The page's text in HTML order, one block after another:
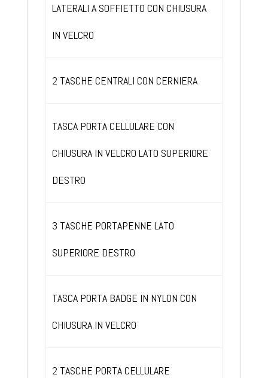
LATERALI A SOFFIETTO CON CHIUSURA
IN VELCRO
2 TASCHE CENTRALI CON CERNIERA
TASCA PORTA CELLULARE CON
CHIUSURA IN VELCRO LATO SUPERIORE
DESTRO
3 TASCHE PORTAPENNE LATO
SUPERIORE DESTRO
TASCA PORTA BADGE IN NYLON CON
CHIUSURA IN VELCRO
2 TASCHE PORTA CELLULARE